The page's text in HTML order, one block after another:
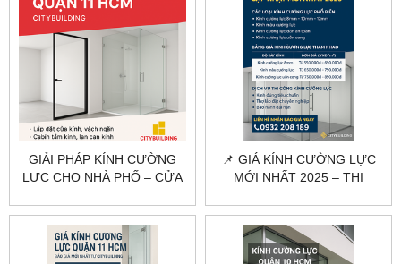
GIẢI PHÁP KÍNH CƯỜNG
LỰC CHO NHÀ PHỐ – CỬA
CITYBUILDING
📌 GIÁ KÍNH CƯỜNG LỰC
MỚI NHẤT 2025 – THI
CITYBUILDING